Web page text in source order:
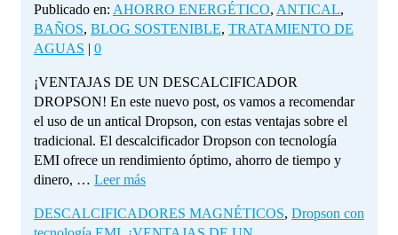
Publicado en: AHORRO ENERGÉTICO, ANTICAL,
BAÑOS, BLOG SOSTENIBLE, TRATAMIENTO DE
AGUAS | 0
¡VENTAJAS DE UN DESCALCIFICADOR
DROPSON! En este nuevo post, os vamos a recomendar
el uso de un antical Dropson, con estas ventajas sobre el
tradicional. El descalcificador Dropson con tecnología
EMI ofrece un rendimiento óptimo, ahorro de tiempo y
dinero, … Leer más
DESCALCIFICADORES MAGNÉTICOS, Dropson con